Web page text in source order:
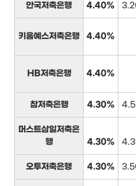
안국저축은행 4.40%
키움예스저축은행 4.40%
HB저축은행 4.40%
참저축은행 4.30%
머스트삼일저축은
행
4.30%
오투저축은행 4.30%